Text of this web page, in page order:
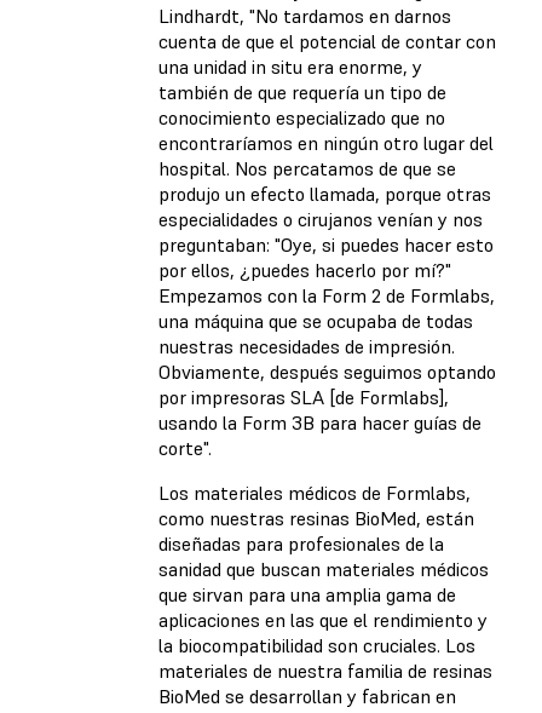
Lindhardt, "No tardamos en darnos
cuenta de que el potencial de contar con
una unidad in situ era enorme, y
también de que requería un tipo de
conocimiento especializado que no
encontraríamos en ningún otro lugar del
hospital. Nos percatamos de que se
produjo un efecto llamada, porque otras
especialidades o cirujanos venían y nos
preguntaban: "Oye, si puedes hacer esto
por ellos, ¿puedes hacerlo por mí?"
Empezamos con la Form 2 de Formlabs,
una máquina que se ocupaba de todas
nuestras necesidades de impresión.
Obviamente, después seguimos optando
por impresoras SLA [de Formlabs],
usando la Form 3B para hacer guías de
corte".
Los materiales médicos de Formlabs,
como nuestras resinas BioMed, están
diseñadas para profesionales de la
sanidad que buscan materiales médicos
que sirvan para una amplia gama de
aplicaciones en las que el rendimiento y
la biocompatibilidad son cruciales. Los
materiales de nuestra familia de resinas
BioMed se desarrollan y fabrican en